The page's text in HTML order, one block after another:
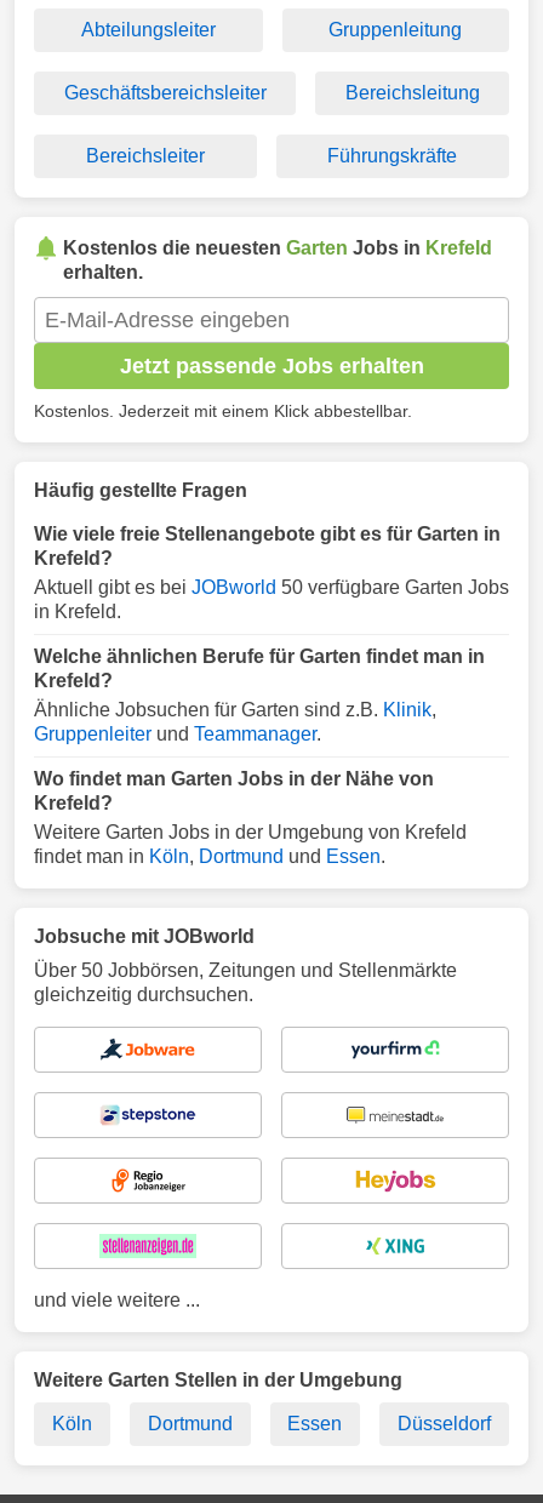
Abteilungsleiter Gruppenleitung
Geschäftsbereichsleiter Bereichsleitung
Bereichsleiter Führungskräfte
Kostenlos die neuesten Garten Jobs in Krefeld
erhalten.
Jetzt passende Jobs erhalten
Kostenlos. Jederzeit mit einem Klick abbestellbar.
Häufig gestellte Fragen
Wie viele freie Stellenangebote gibt es für Garten in
Krefeld?
Aktuell gibt es bei JOBworld 50 verfügbare Garten Jobs
in Krefeld.
Welche ähnlichen Berufe für Garten findet man in
Krefeld?
Ähnliche Jobsuchen für Garten sind z.B. Klinik,
Gruppenleiter und Teammanager.
Wo findet man Garten Jobs in der Nähe von
Krefeld?
Weitere Garten Jobs in der Umgebung von Krefeld
findet man in Köln, Dortmund und Essen.
Jobsuche mit JOBworld
Über 50 Jobbörsen, Zeitungen und Stellenmärkte
gleichzeitig durchsuchen.
und viele weitere ...
Weitere Garten Stellen in der Umgebung
Köln Dortmund Essen Düsseldorf